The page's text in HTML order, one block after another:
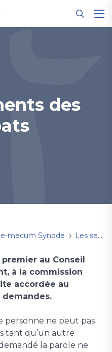
des
mecum Synode Les sessions synodales
au Conseil
à la commission
accordée au
demandes.
personne ne peut pas
tant qu’un autre
la parole ne